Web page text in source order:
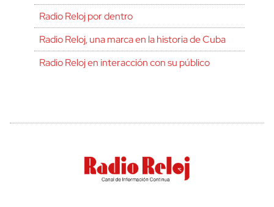
Radio Reloj por dentro
Radio Reloj, una marca en la historia de Cuba
Radio Reloj en interacción con su público